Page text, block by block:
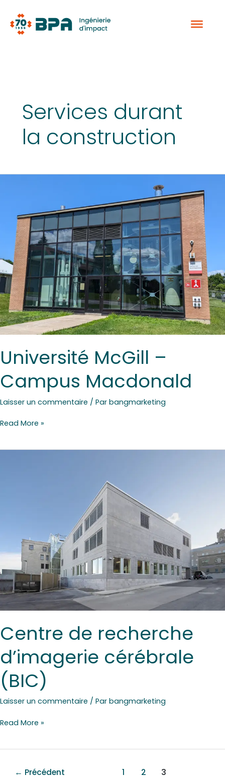
contenu
Services durant
la construction
Université McGill –
Campus Macdonald
Laisser un commentaire / Par bangmarketing
Macdonald
Read More »
Centre de recherche
d’imagerie cérébrale
(BIC)
Laisser un commentaire / Par bangmarketing
Read More »
← Précédent 1 2 3